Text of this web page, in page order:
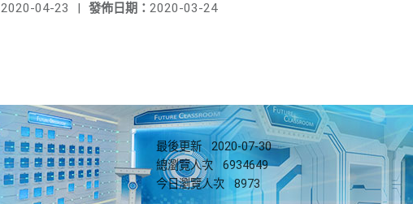
發佈日期： 2020-03-24
2020-04-23 |
最後更新
2020-07-30
總瀏覽人次
6934649
今日瀏覽人次
8973